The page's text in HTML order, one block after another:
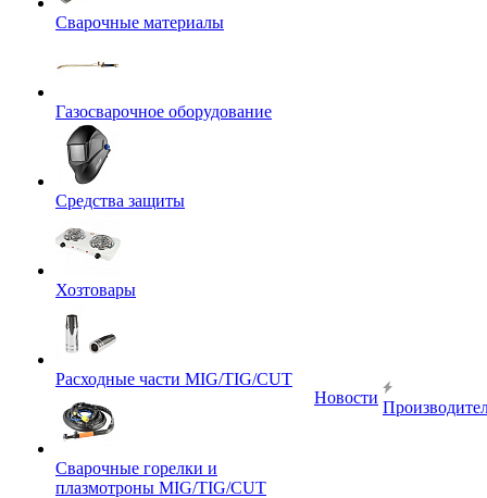
Сварочные материалы
Газосварочное оборудование
Средства защиты
Хозтовары
Расходные части MIG/TIG/CUT
Сварочные горелки и
плазмотроны MIG/TIG/CUT
Новости